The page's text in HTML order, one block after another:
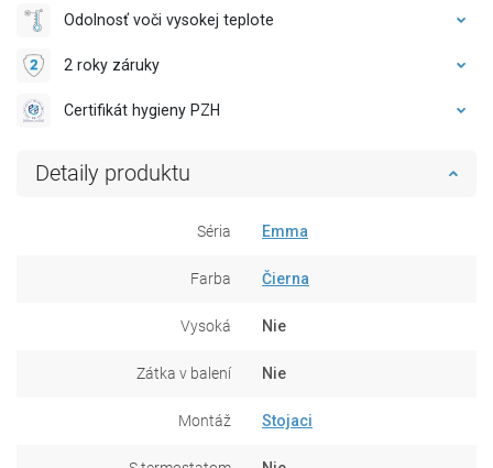
Odolnosť voči vysokej teplote
2 roky záruky
Certifikát hygieny PZH
Detaily produktu
Séria Emma
Farba Čierna
Vysoká Nie
Zátka v balení Nie
Montáž Stojaci